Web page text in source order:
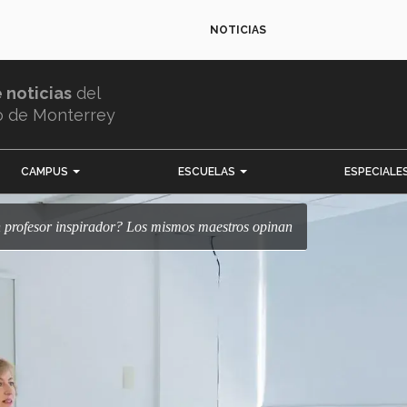
NOTICIAS
noticias del
de Monterrey
CAMPUS ESCUELAS
profesor inspirador? Los mismos maestros opinan